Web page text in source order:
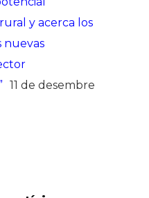
y acerca los
nuevas
11 de desembre